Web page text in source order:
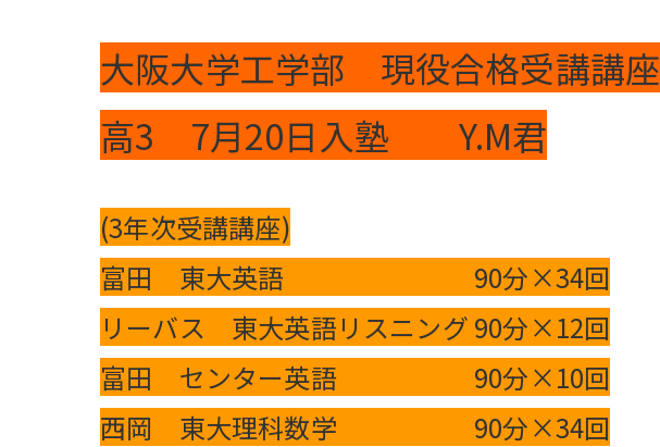
大阪大学工学部 現役合格受講講座
高3 7月20日入塾 Y.M君
(3年次受講講座)
富田 東大英語 90分×34回
リーバス 東大英語リスニング 90分×12回
富田 センター英語 90分×10回
西岡 東大理科数学 90分×34回